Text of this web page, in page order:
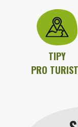
TIPY
PRO